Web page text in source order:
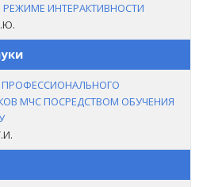
ИНТЕРАКТИВНОСТИ
МЧС ПОСРЕДСТВОМ ОБУЧЕНИЯ